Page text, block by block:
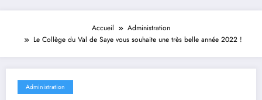
Accueil
Administration
Le Collège du Val de Saye vous souhaite une très belle année 2022 !
Administration